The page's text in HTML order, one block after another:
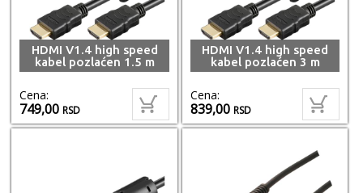
HDMI V1.4 high speed
kabel pozlaćen 1.5 m
Cena:
749,00RSD
HDMI V1.4 high speed
kabel pozlaćen 3 m
Cena:
839,00RSD